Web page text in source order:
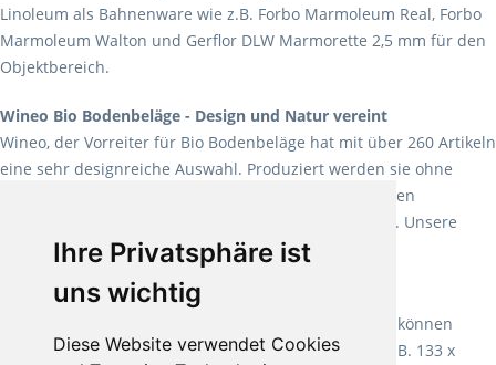
Ihre Privatsphäre ist
uns wichtig
Diese Website verwendet Cookies
Linoleum als Bahnenware wie z.B. Forbo Marmoleum Real, Forbo
Marmoleum Walton und Gerflor DLW Marmorette 2,5 mm für den
Objektbereich.
Wineo Bio Bodenbeläge - Design und Natur vereint
Wineo, der Vorreiter für Bio Bodenbeläge hat mit über 260 Artikeln
eine sehr designreiche Auswahl. Produziert werden sie ohne
Weichmacher und Lösungsmittel. Mit allen verfügbaren
Verlegearten ist er für jegliche Bauvorhaben attraktiv. Unsere
Empfehlung:Wineo 1000 Multi Layer XXL.
Teppiche für ein angenehmes Laufgefühl
machen es schon lange vor. Sie können
Teppich in Ihrem gewünschten Sondermaß kaufen, z.B. 133 x